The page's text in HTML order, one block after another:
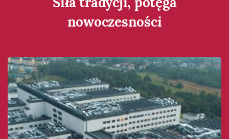
nowoczesności